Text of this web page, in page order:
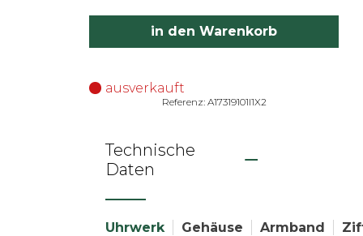
in den Warenkorb
ausverkauft
Referenz: A17319101I1X2
Technische
Daten
Uhrwerk Gehäuse Armband